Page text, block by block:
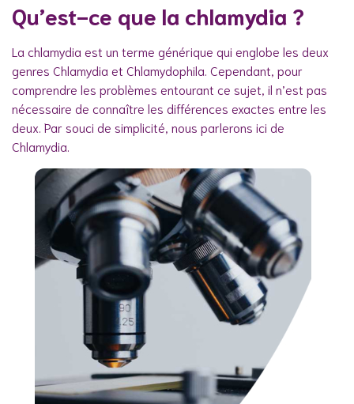
Qu’est-ce que la chlamydia ?
La chlamydia est un terme générique qui englobe les deux
genres Chlamydia et Chlamydophila. Cependant, pour
comprendre les problèmes entourant ce sujet, il n’est pas
nécessaire de connaître les différences exactes entre les
deux. Par souci de simplicité, nous parlerons ici de
Chlamydia.